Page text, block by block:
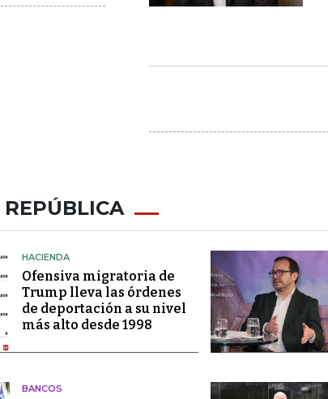
HACIENDA
Ofensiva migratoria de
Trump lleva las órdenes
de deportación a su nivel
más alto desde 1998
BANCOS